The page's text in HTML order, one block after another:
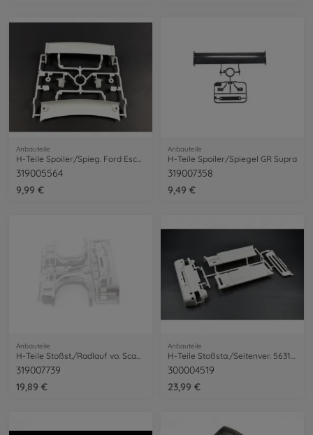
Anbauteile
319005564
9,99 €
Anbauteile
H-Teile Spoiler/Spiegel GR Supra
319007358
9,49 €
Anbauteile
H-Teile Stoßst./Radlauf vo. Scania 56379
319007739
19,89 €
Anbauteile
H-Teile Stoßsta./Seitenver. 56318 Scania
300004519
23,99 €